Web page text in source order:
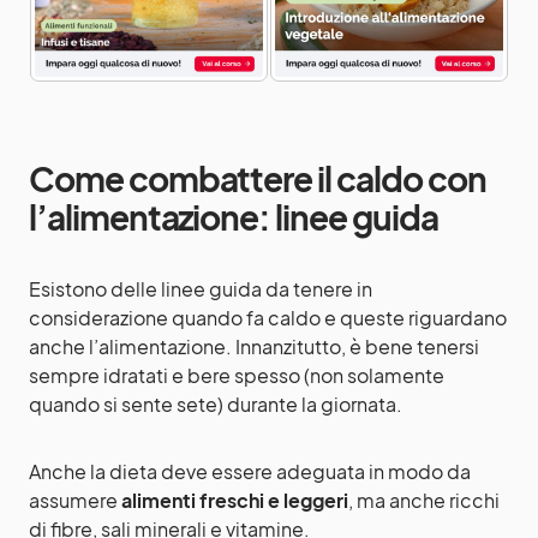
Come combattere il caldo con
l’alimentazione: linee guida
Esistono delle linee guida da tenere in
considerazione quando fa caldo e queste riguardano
anche l’alimentazione. Innanzitutto, è bene tenersi
sempre idratati e bere spesso (non solamente
quando si sente sete) durante la giornata.
Anche la dieta deve essere adeguata in modo da
assumerealimenti freschi e leggeri, ma anche ricchi
di fibre, sali minerali e vitamine.